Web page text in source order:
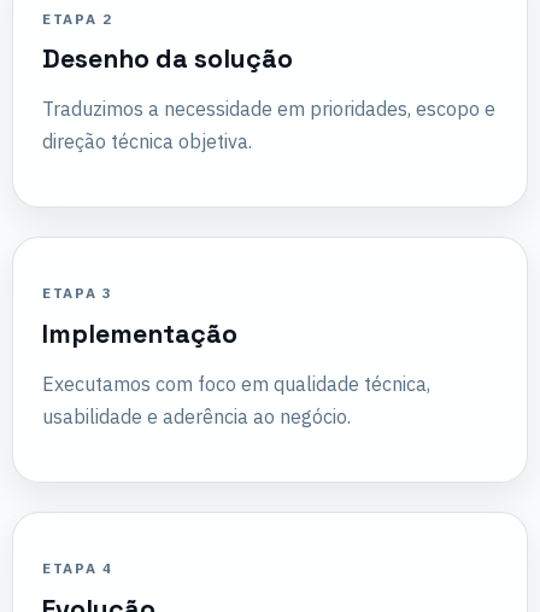
ETAPA 2
Desenho da solução
Traduzimos a necessidade em prioridades, escopo e
direção técnica objetiva.
ETAPA 3
Implementação
Executamos com foco em qualidade técnica,
usabilidade e aderência ao negócio.
ETAPA 4